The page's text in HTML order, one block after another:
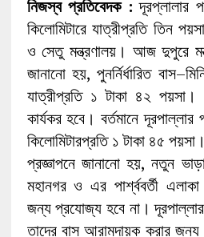
নিজস্ব প্রতিবেদক : দূরপ্লালার
কিলোমিটারে যাত্রীপ্রতি তিন
ও সেতু মন্ত্রণালয়। আজ দুপুরে
জানানো হয়, পুনর্নির্ধারিত
যাত্রীপ্রতি ১ টাকা ৪২
কার্যকর হবে। বর্তমানে দূরপাল্লার
কিলোমিটারপ্রতি ১ টাকা ৪৫ পয়সা।
প্রজ্ঞাপনে জানানো হয়, নতুন
মহানগর ও এর পার্শ্ববর্তী
জন্য প্রযোজ্য হবে না।
তাদের বাস আরামদায়ক করার